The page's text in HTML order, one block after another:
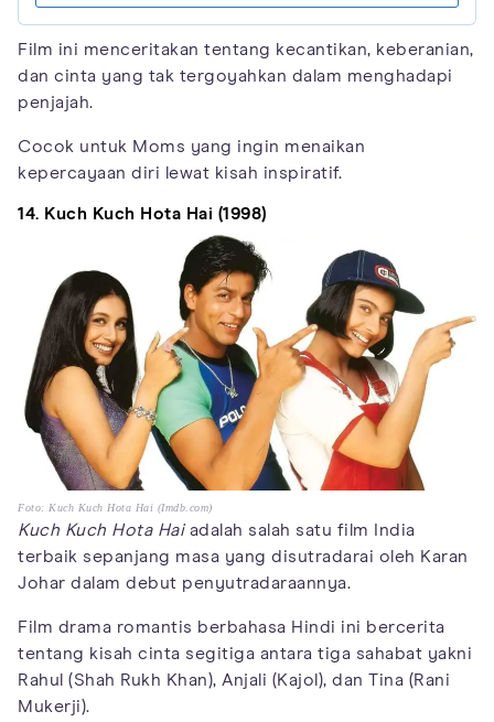
Film ini menceritakan tentang kecantikan, keberanian,
dan cinta yang tak tergoyahkan dalam menghadapi
penjajah.
Cocok untuk Moms yang ingin menaikan
kepercayaan diri lewat kisah inspiratif.
14. Kuch Kuch Hota Hai (1998)
Foto: Kuch Kuch Hota Hai (Imdb.com)
Kuch Kuch Hota Haiadalah salah satu film India
terbaik sepanjang masa yang disutradarai oleh Karan
Johar dalam debut penyutradaraannya.
Film drama romantis berbahasa Hindi ini bercerita
tentang kisah cinta segitiga antara tiga sahabat yakni
Rahul (Shah Rukh Khan), Anjali (Kajol), dan Tina (Rani
Mukerji).